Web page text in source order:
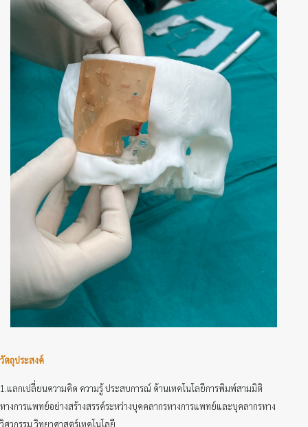
วัตถุประสงค์
1.แลกเปลี่ยนความคิด ความรู้ ประสบการณ์ ด้านเทคโนโลยีการพิมพ์สามมิติ
ทางการแพทย์อย่างสร้างสรรค์ระหว่างบุคคลากรทางการแพทย์และบุคลากรทาง
วิศวกรรม วิทยาศาสตร์เทคโนโลยี